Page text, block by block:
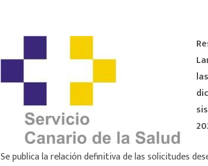
Se publica la relación definitiva de las solicitudes